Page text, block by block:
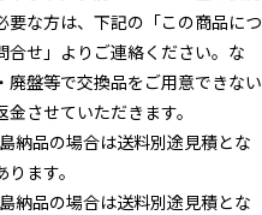
要な方は、下記の「この商品につ
合せ」よりご連絡ください。な
廃盤等で交換品をご用意できない
金させていただきます。
納品の場合は送料別途見積とな
ます。
納品の場合は送料別途見積とな